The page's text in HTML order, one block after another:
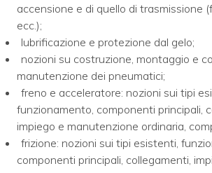
accensione e di quello di trasmissione
ecc.);
lubrificazione e protezione dal gelo;
nozioni su costruzione, montaggio e
manutenzione dei pneumatici;
freno e acceleratore: nozioni sui tipi
funzionamento, componenti principali,
impiego e manutenzione ordinaria,
frizione: nozioni sui tipi esistenti,
componenti principali, collegamenti,